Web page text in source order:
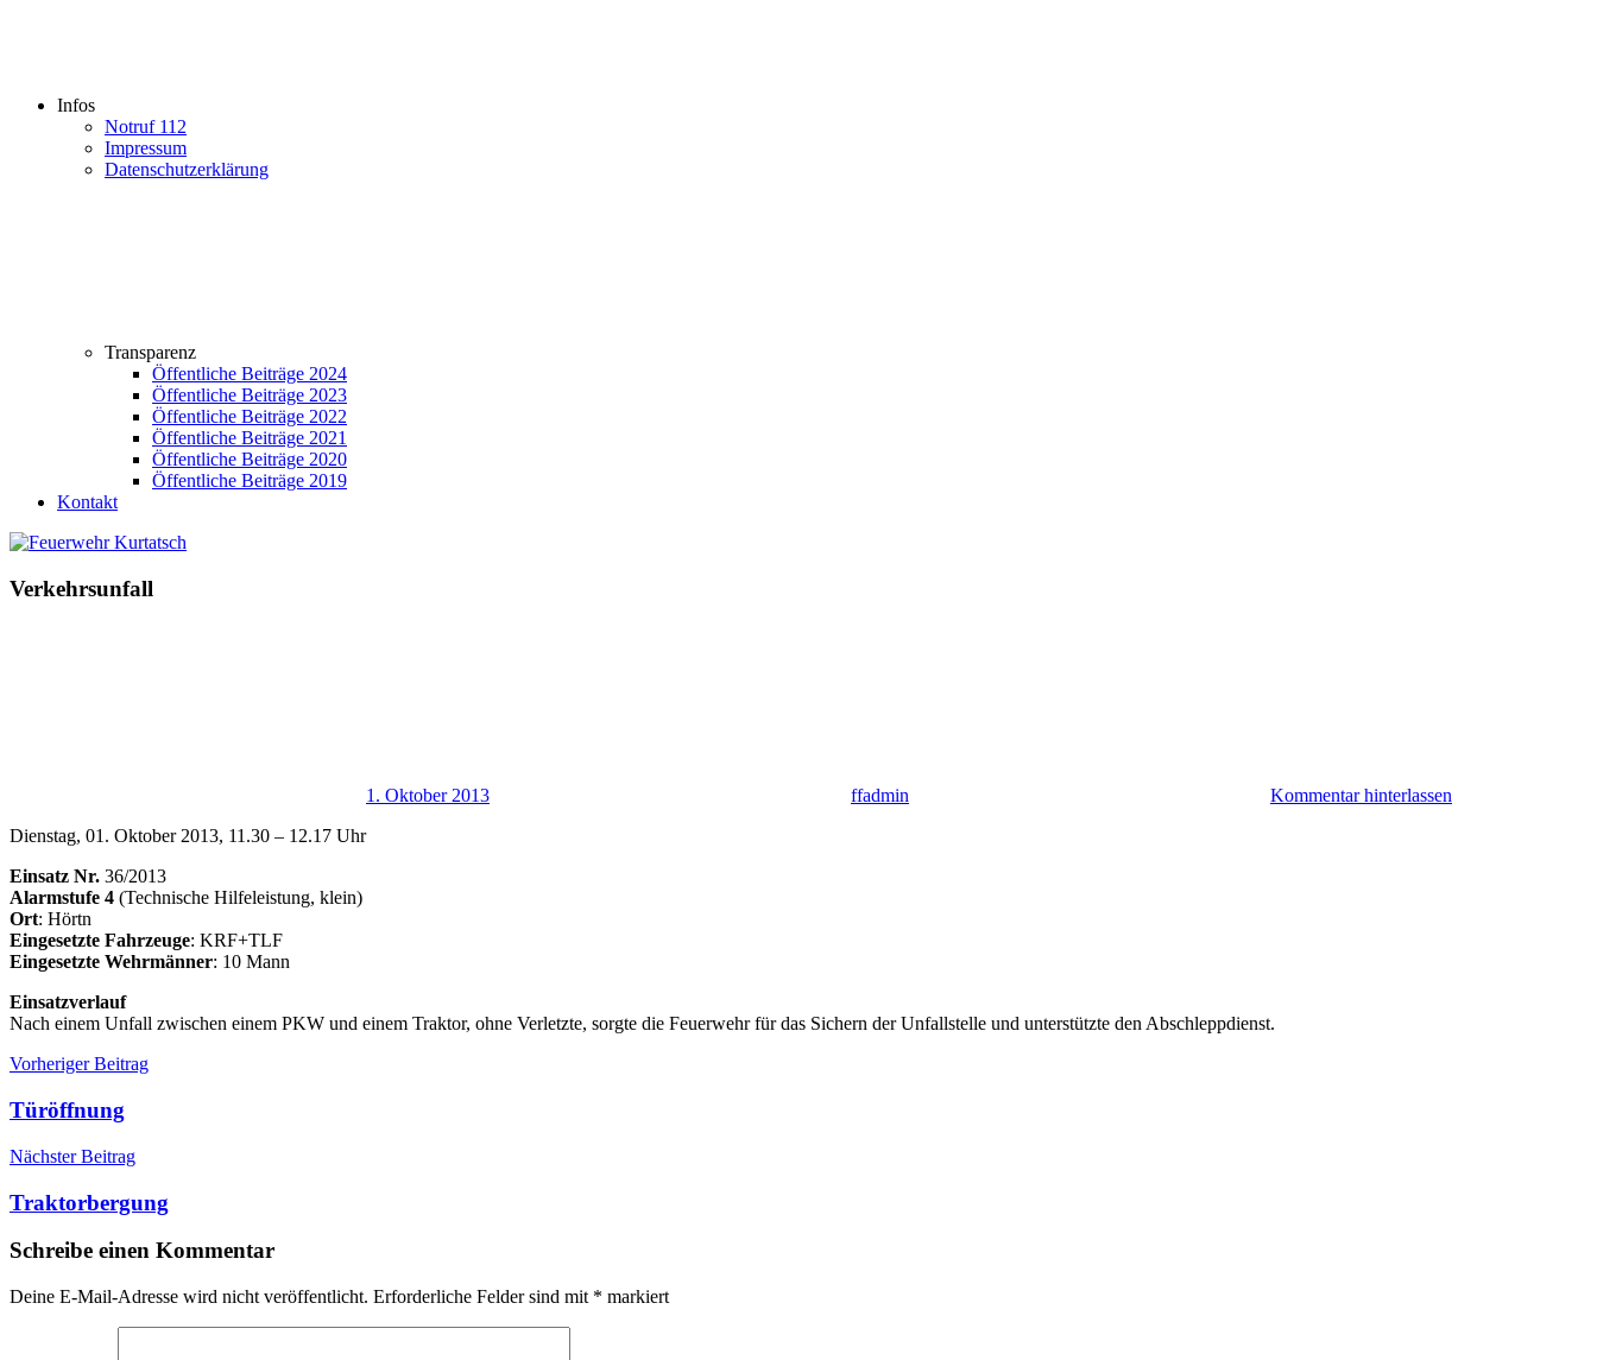
Infos
Notruf 112
Impressum
Datenschutzerklärung
Transparenz
Öffentliche Beiträge 2024
Öffentliche Beiträge 2023
Öffentliche Beiträge 2022
Öffentliche Beiträge 2021
Öffentliche Beiträge 2020
Öffentliche Beiträge 2019
Kontakt
Verkehrsunfall
1. Oktober 2013 ffadmin
Kommentar hinterlassen
Dienstag, 01. Oktober 2013, 11.30 – 12.17 Uhr
Einsatz Nr. 36/2013
Alarmstufe 4 (Technische Hilfeleistung, klein)
Ort: Hörtn
Eingesetzte Fahrzeuge: KRF+TLF
Eingesetzte Wehrmänner: 10 Mann
Einsatzverlauf
Nach einem Unfall zwischen einem PKW und einem Traktor, ohne Verletzte, sorgte die Feuerwehr für das Sichern der Unfallstelle und unterstützte den Abschleppdienst.
Einsätze
EinsatzVerkehrsunfall
Beitragsnavigation
Vorheriger Beitrag
Türöffnung
Nächster Beitrag
Traktorbergung
Schreibe einen Kommentar
Deine E-Mail-Adresse wird nicht veröffentlicht. Erforderliche Felder sind mit * markiert